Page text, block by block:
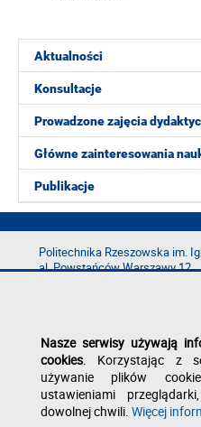
Aktualności
Konsultacje
Prowadzone zajęcia
Główne zainteresowania
Publikacje
Politechnika Rzeszowska im.
al. Powstańców Warszawy 12
e-mail:kancelaria@prz.edu.pl
Deklaracja dostępności
Polityka prywatności
Zgłoś błąd na stronie
Nasze serwisy używają
cookies. Korzystając z
używanie plików
ustawieniami
dowolnej chwili. Więcej